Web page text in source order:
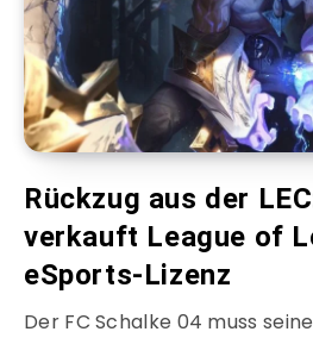
Rückzug aus der
verkauft League of
eSports-Lizenz
Der FC Schalke 04 muss